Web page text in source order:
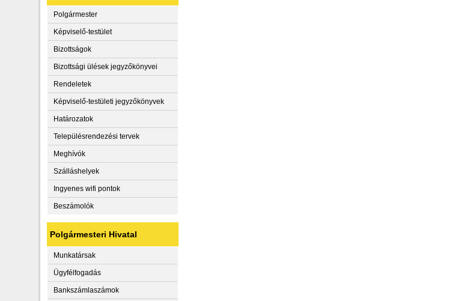
Polgármester
Képviselő-testület
Bizottságok
Bizottsági ülések jegyzőkönyvei
Rendeletek
Képviselő-testületi jegyzőkönyvek
Határozatok
Településrendezési tervek
Meghívók
Szálláshelyek
Ingyenes wifi pontok
Beszámolók
Polgármesteri Hivatal
Munkatársak
Ügyfélfogadás
Bankszámlaszámok